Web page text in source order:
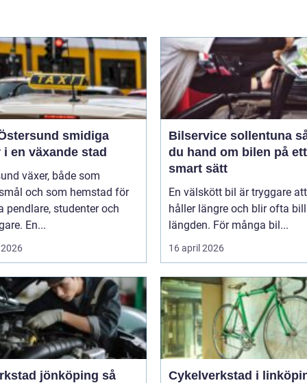
smidiga
i en växande stad
växer, både som
och som hemstad för
pendlare, studenter och
En...
Bilservice sollentuna så tar
du hand om bilen på ett
smart sätt
En välskött bil är tryggare
håller längre och blir ofta
längden. För många bil...
16 april 2026
jönköping så
Cykelverkstad i linköping